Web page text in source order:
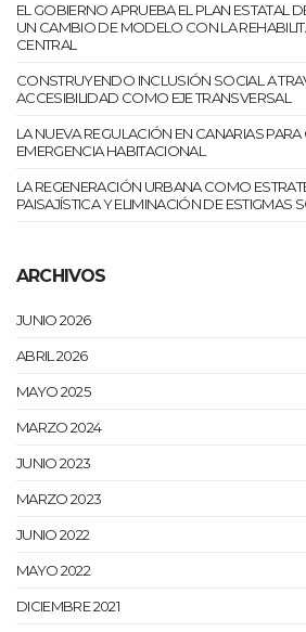
EL GOBIERNO APRUEBA EL PLAN ESTATAL
UN CAMBIO DE MODELO CON LA
CENTRAL
CONSTRUYENDO INCLUSIÓN SOCIAL A
ACCESIBILIDAD COMO EJE TRANSVERSAL
LA NUEVA REGULACIÓN EN CANARIAS
EMERGENCIA HABITACIONAL
LA REGENERACIÓN URBANA COMO
PAISAJÍSTICA Y ELIMINACIÓN DE ESTIGMAS
ARCHIVOS
JUNIO 2026
ABRIL 2026
MAYO 2025
MARZO 2024
JUNIO 2023
MARZO 2023
JUNIO 2022
MAYO 2022
DICIEMBRE 2021